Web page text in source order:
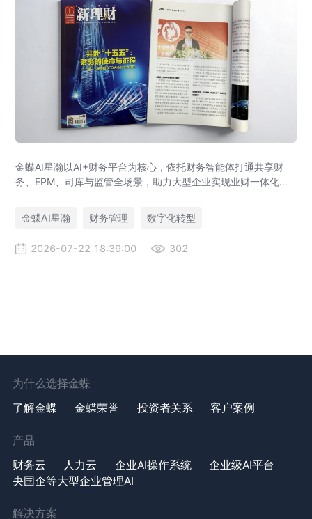
金蝶AI星瀚以AI+财务平台为核心，依托财务智能体打通共享财
务、EPM、司库与监管全场景，助力大型企业实现业财一体化与
局、华为、通威等领先企业的共同选择。
金蝶AI星瀚 财务管理 数字化转型
2026-07-22 18:39:00 302
为什么选择金蝶
了解金蝶
金蝶荣誉 投资者关系 客户案例
产品
财务云
人力云 企业AI操作系统
企业级AI平台
央国企等大型企业管理AI
解决方案